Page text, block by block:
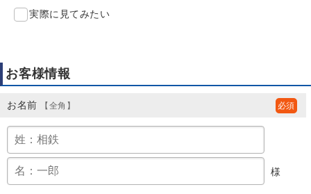
実際に見てみたい
お客様情報
お名前 【全角】
様